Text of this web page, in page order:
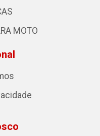
MOTO